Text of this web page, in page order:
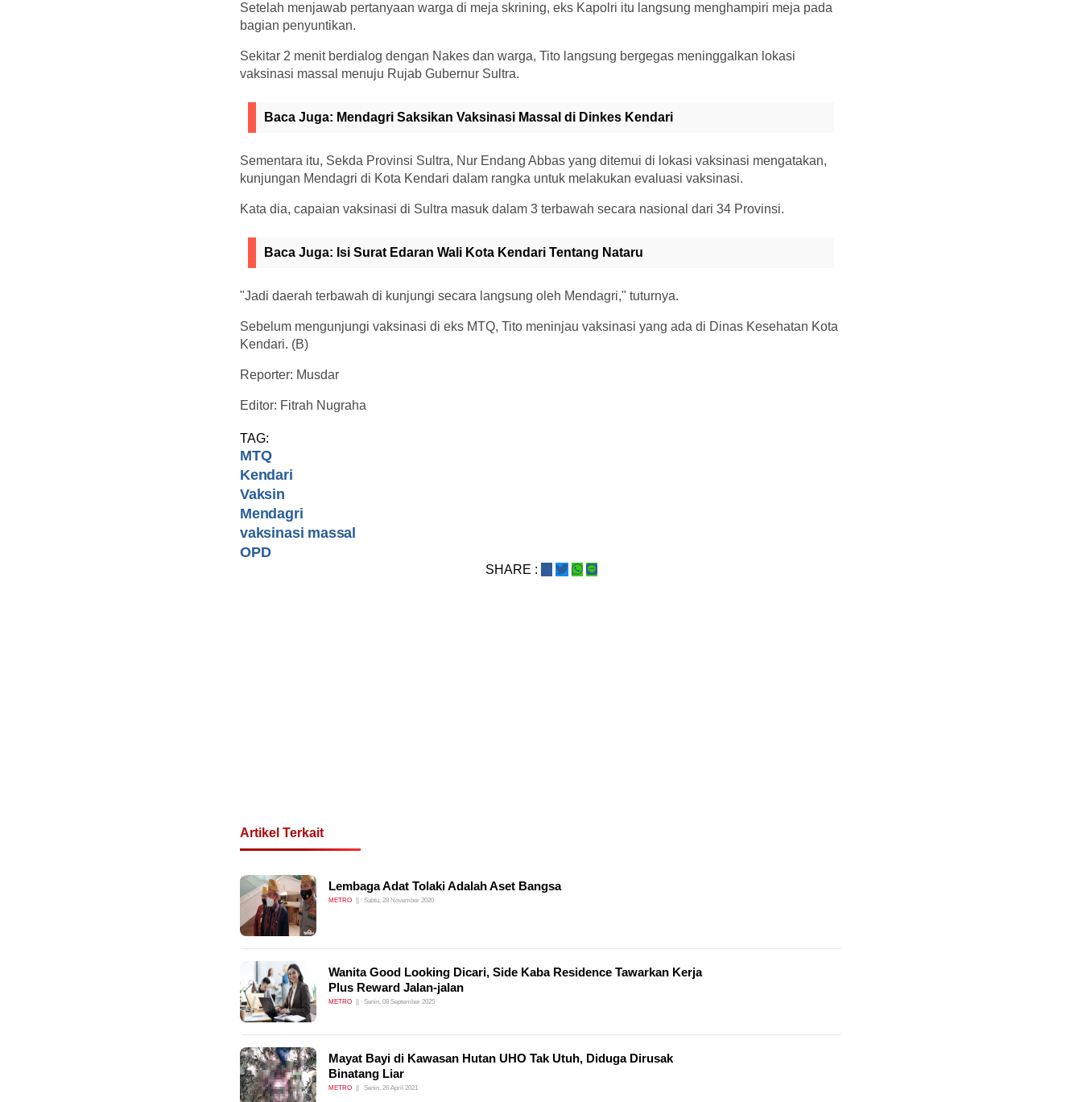
Setelah menjawab pertanyaan warga di meja skrining, eks Kapolri itu langsung menghampiri meja pada
bagian penyuntikan.
Sekitar 2 menit berdialog dengan Nakes dan warga, Tito langsung bergegas meninggalkan lokasi
vaksinasi massal menuju Rujab Gubernur Sultra.
Baca Juga: Mendagri Saksikan Vaksinasi Massal di Dinkes Kendari
Sementara itu, Sekda Provinsi Sultra, Nur Endang Abbas yang ditemui di lokasi vaksinasi mengatakan,
kunjungan Mendagri di Kota Kendari dalam rangka untuk melakukan evaluasi vaksinasi.
Kata dia, capaian vaksinasi di Sultra masuk dalam 3 terbawah secara nasional dari 34 Provinsi.
Baca Juga: Isi Surat Edaran Wali Kota Kendari Tentang Nataru
"Jadi daerah terbawah di kunjungi secara langsung oleh Mendagri," tuturnya.
Sebelum mengunjungi vaksinasi di eks MTQ, Tito meninjau vaksinasi yang ada di Dinas Kesehatan Kota
Kendari. (B)
Reporter: Musdar
Editor: Fitrah Nugraha
TAG:
MTQ
Kendari
Vaksin
Mendagri
vaksinasi massal
OPD
SHARE :
Artikel Terkait
Lembaga Adat Tolaki Adalah Aset Bangsa
METRO Sabtu, 28 November 2020
Wanita Good Looking Dicari, Side Kaba Residence Tawarkan Kerja
Plus Reward Jalan-jalan
METRO Senin, 08 September 2025
Mayat Bayi di Kawasan Hutan UHO Tak Utuh, Diduga Dirusak
Binatang Liar
METRO Senin, 26 April 2021